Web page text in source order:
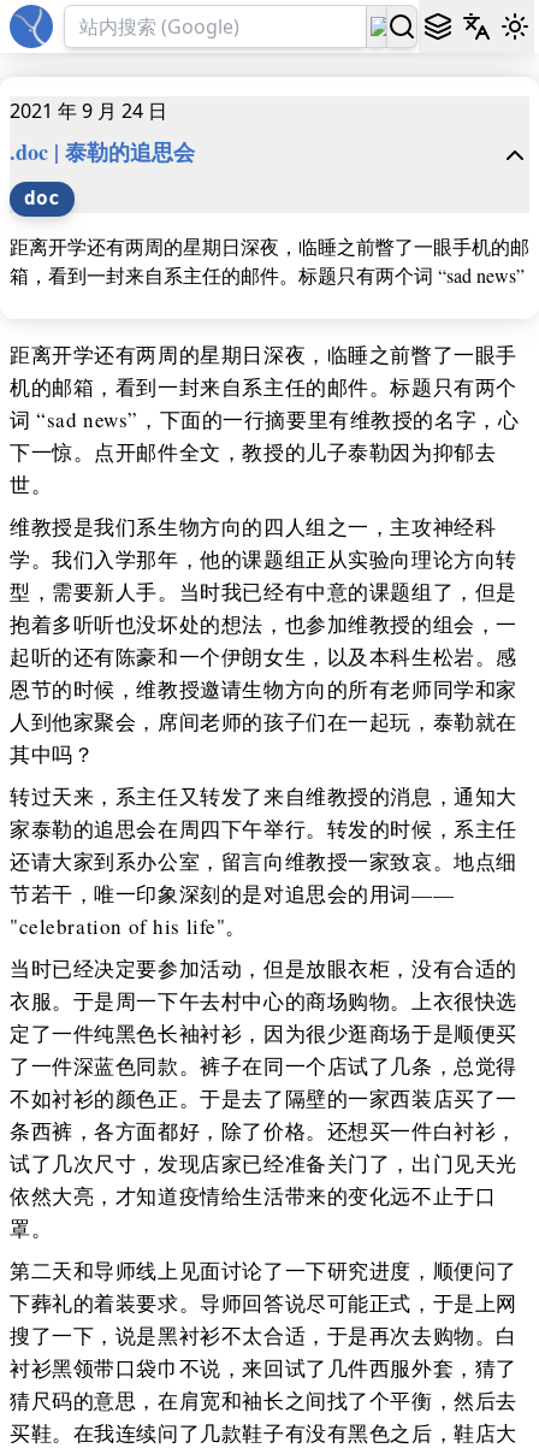
2021 年 9 月 24 日
.doc | 泰勒的追思会
doc
距离开学还有两周的星期日深夜，临睡之前瞥了一眼手机的邮
箱，看到一封来自系主任的邮件。标题只有两个词 “sad news”
距离开学还有两周的星期日深夜，临睡之前瞥了一眼手
机的邮箱，看到一封来自系主任的邮件。标题只有两个
词 “sad news”，下面的一行摘要里有维教授的名字，心
下一惊。点开邮件全文，教授的儿子泰勒因为抑郁去
世。
维教授是我们系生物方向的四人组之一，主攻神经科
学。我们入学那年，他的课题组正从实验向理论方向转
型，需要新人手。当时我已经有中意的课题组了，但是
抱着多听听也没坏处的想法，也参加维教授的组会，一
起听的还有陈豪和一个伊朗女生，以及本科生松岩。感
恩节的时候，维教授邀请生物方向的所有老师同学和家
人到他家聚会，席间老师的孩子们在一起玩，泰勒就在
其中吗？
转过天来，系主任又转发了来自维教授的消息，通知大
家泰勒的追思会在周四下午举行。转发的时候，系主任
还请大家到系办公室，留言向维教授一家致哀。地点细
节若干，唯一印象深刻的是对追思会的用词——
"celebration of his life"。
当时已经决定要参加活动，但是放眼衣柜，没有合适的
衣服。于是周一下午去村中心的商场购物。上衣很快选
定了一件纯黑色长袖衬衫，因为很少逛商场于是顺便买
了一件深蓝色同款。裤子在同一个店试了几条，总觉得
不如衬衫的颜色正。于是去了隔壁的一家西装店买了一
条西裤，各方面都好，除了价格。还想买一件白衬衫，
试了几次尺寸，发现店家已经准备关门了，出门见天光
依然大亮，才知道疫情给生活带来的变化远不止于口
罩。
第二天和导师线上见面讨论了一下研究进度，顺便问了
下葬礼的着装要求。导师回答说尽可能正式，于是上网
搜了一下，说是黑衬衫不太合适，于是再次去购物。白
衬衫黑领带口袋巾不说，来回试了几件西服外套，猜了
猜尺码的意思，在肩宽和袖长之间找了个平衡，然后去
买鞋。在我连续问了几款鞋子有没有黑色之后，鞋店大